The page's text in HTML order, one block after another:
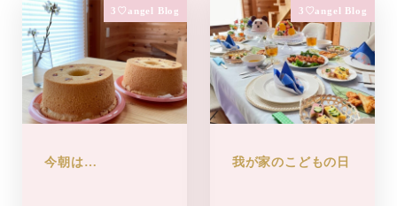
3♡angel Blog
今朝は…
3♡angel Blog
我が家のこどもの日